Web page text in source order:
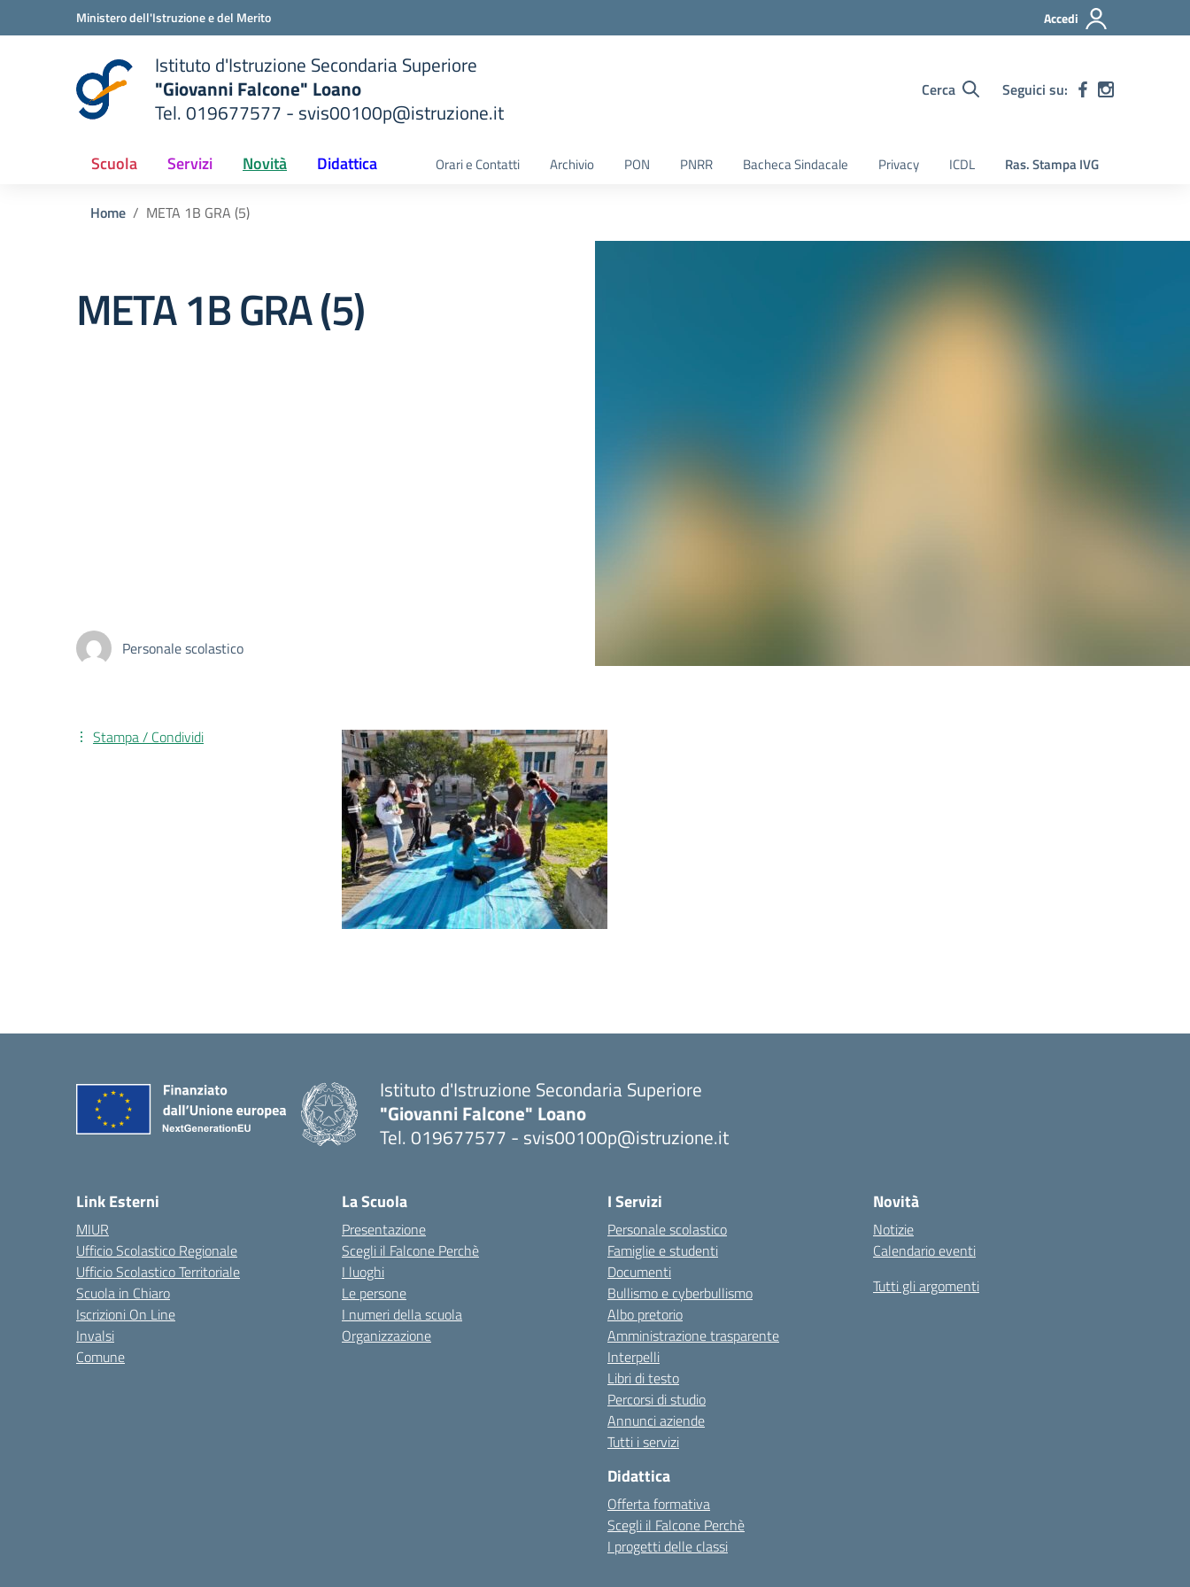
Vai ai contenuti
Vai al menu di navigazioneMinistero dell'Istruzione e del Merito Accedi
Istituto d'Istruzione Secondaria Superiore
"Giovanni Falcone" Loano
Tel. 019677577 - svis00100p@istruzione.it
Cerca Seguici su:
Scuola Servizi Novità Didattica Orari e Contatti Archivio PON PNRR Bacheca Sindacale Privacy ICDL Ras. Stampa IVG
Home META 1B GRA (5)
META 1B GRA (5)
Personale scolastico
Stampa / Condividi
Istituto d'Istruzione Secondaria Superiore
"Giovanni Falcone" Loano
Tel. 019677577 - svis00100p@istruzione.it
Link Esterni
MIUR
Ufficio Scolastico Regionale
Ufficio Scolastico Territoriale
Scuola in Chiaro
Iscrizioni On Line
Invalsi
Comune
La Scuola
Presentazione
Scegli il Falcone Perchè
I luoghi
Le persone
I numeri della scuola
Organizzazione
I Servizi
Personale scolastico
Famiglie e studenti
Documenti
Bullismo e cyberbullismo
Albo pretorio
Amministrazione trasparente
Interpelli
Libri di testo
Percorsi di studio
Annunci aziende
Tutti i servizi
Didattica
Offerta formativa
Scegli il Falcone Perchè
I progetti delle classi
Novità
Notizie
Calendario eventi
Tutti gli argomenti